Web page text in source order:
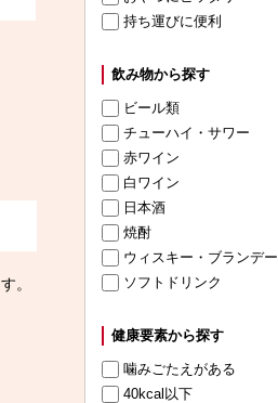
。
持ち運びに便利
飲み物から探す
ビール類
チューハイ・サワー
赤ワイン
白ワイン
日本酒
焼酎
ウィスキー・ブランデー
ソフトドリンク
健康要素から探す
噛みごたえがある
40kcal以下